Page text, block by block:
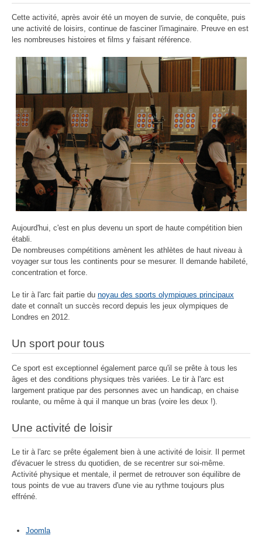
Cette activité, après avoir été un moyen de survie, de conquête, puis
une activité de loisirs, continue de fasciner l'imaginaire. Preuve en est
les nombreuses histoires et films y faisant référence.
Aujourd'hui, c'est en plus devenu un sport de haute compétition bien
établi.
De nombreuses compétitions amènent les athlètes de haut niveau à
voyager sur tous les continents pour se mesurer. Il demande habileté,
concentration et force.
Le tir à l'arc fait partie du noyau des sports olympiques principaux
date et connaît un succès record depuis les jeux olympiques de
Londres en 2012.
Un sport pour tous
Ce sport est exceptionnel également parce qu'il se prête à tous les
âges et des conditions physiques très variées. Le tir à l'arc est
largement pratique par des personnes avec un handicap, en chaise
roulante, ou même à qui il manque un bras (voire les deux !).
Une activité de loisir
Le tir à l'arc se prête également bien à une activité de loisir. Il permet
d'évacuer le stress du quotidien, de se recentrer sur soi-même.
Activité physique et mentale, il permet de retrouver son équilibre de
tous points de vue au travers d'une vie au rythme toujours plus
effréné.
Joomla